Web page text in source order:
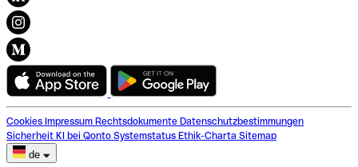
Cookies Impressum Rechtsdokumente Datenschutzbestimmungen
Sicherheit KI bei Qonto Systemstatus Ethik-Charta Sitemap
de